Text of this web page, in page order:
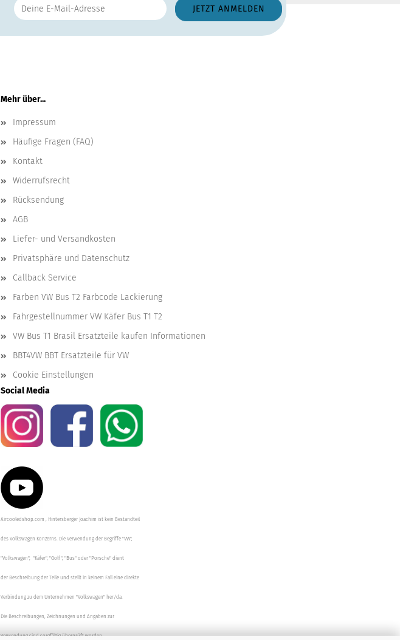
Mehr über...
Impressum
Häufige Fragen (FAQ)
Kontakt
Widerrufsrecht
Rücksendung
AGB
Liefer- und Versandkosten
Privatsphäre und Datenschutz
Callback Service
Farben VW Bus T2 Farbcode Lackierung
Fahrgestellnummer VW Käfer Bus T1 T2
VW Bus T1 Brasil Ersatzteile kaufen Informationen
BBT4VW BBT Ersatzteile für VW
Cookie Einstellungen
Social Media
Aircooledshop.com , Hintersberger Joachim ist kein Bestandteil
des Volkswagen Konzerns. Die Verwendung der Begriffe "VW",
"Volkswagen", "Käfer", "Golf", "Bus" oder "Porsche" dient
der Beschreibung der Teile und stellt in keinem Fall eine direkte
Verbindung zu dem Unternehmen "Volkswagen" her/da.
Die Beschreibungen, Zeichnungen und Angaben zur
Verwendung sind sorgfältig überprüft worden.